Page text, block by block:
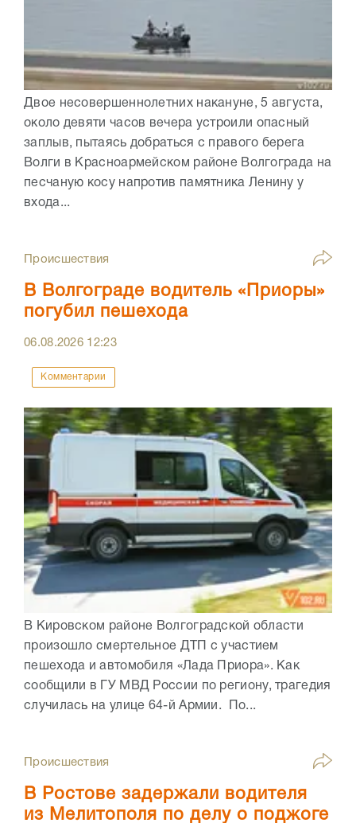
Двое несовершеннолетних накануне, 5 августа,
около девяти часов вечера устроили опасный
заплыв, пытаясь добраться с правого берега
Волги в Красноармейском районе Волгограда на
песчаную косу напротив памятника Ленину у
входа...
Происшествия
В Волгограде водитель «Приоры»
погубил пешехода
06.08.2026 12:23
Комментарии
В Кировском районе Волгоградской области
произошло смертельное ДТП с участием
пешехода и автомобиля «Лада Приора». Как
сообщили в ГУ МВД России по региону, трагедия
случилась на улице 64-й Армии. По...
Происшествия
В Ростове задержали водителя
из Мелитополя по делу о поджоге